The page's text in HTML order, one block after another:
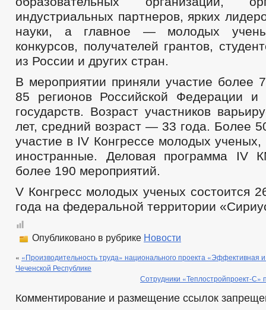
индустриальных партнеров, ярких
науки, а главное — молодых
конкурсов, получателей грантов,
из России и других стран.
В мероприятии приняли участие более
85 регионов Российской Федерации и
государств. Возраст участников
лет, средний возраст — 33 года. Более
участие в IV Конгрессе молодых
иностранные. Деловая программа IV
более 190 мероприятий.
V Конгресс молодых ученых состоится
года на федеральной территории
Опубликовано в рубрике Новости
« «Производительность труда» национального проекта «Эффективная
Чеченской Республике
Сотрудники «Теплостройпроект-С»
Комментирование и размещение ссылок